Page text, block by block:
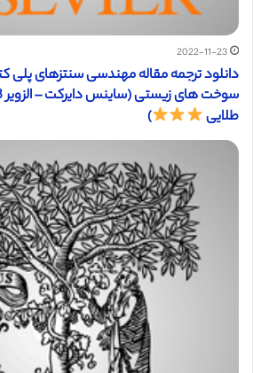
2022-11-23
دانلود ترجمه مقاله مهندسی سنتزهای پلی
طلایی
)